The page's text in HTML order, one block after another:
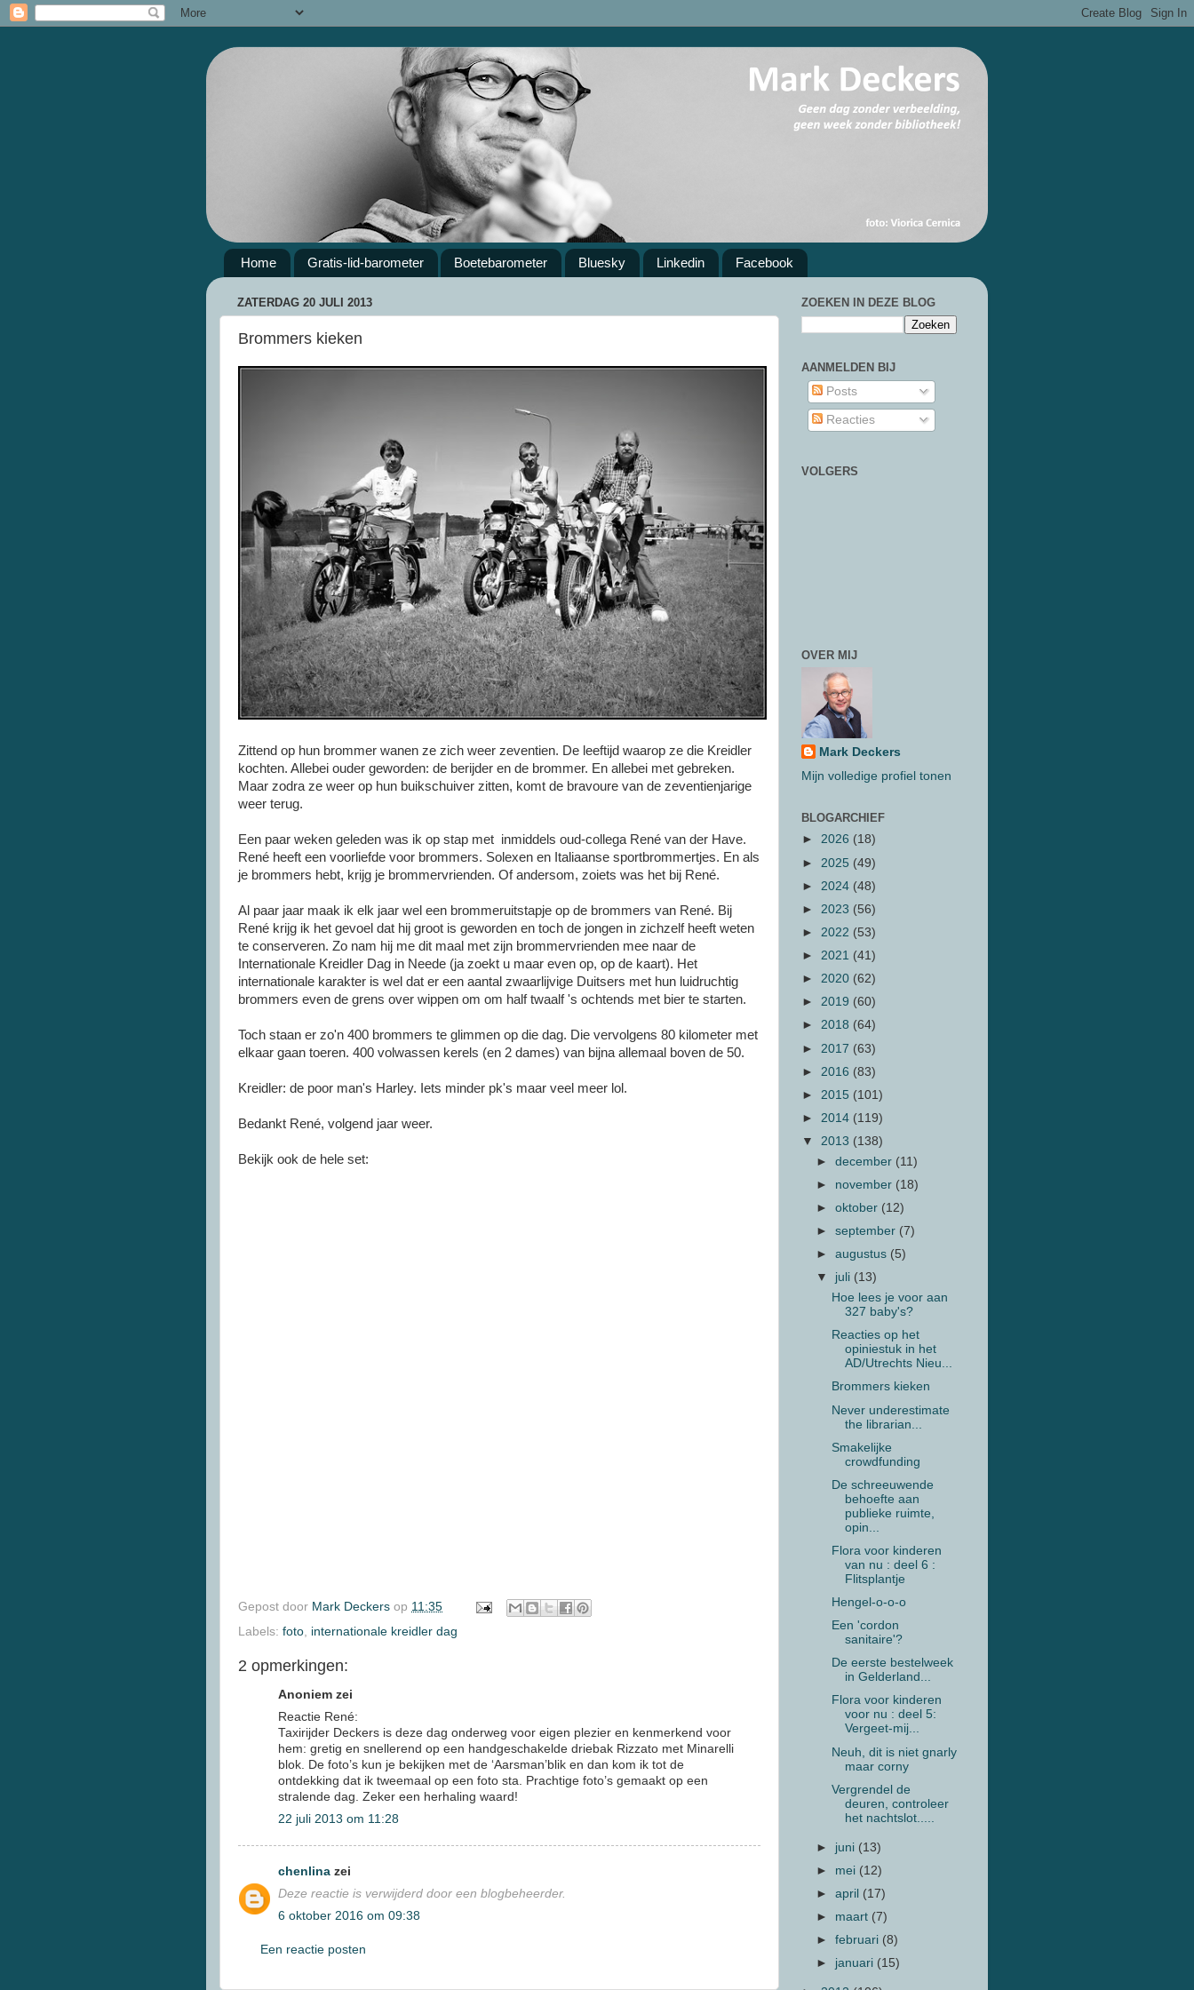
Home Gratis-lid-barometer Boetebarometer Bluesky Linkedin Facebook
ZATERDAG 20 JULI 2013
Brommers kieken
Zittend op hun brommer wanen ze zich weer zeventien. De leeftijd waarop ze die Kreidler
kochten. Allebei ouder geworden: de berijder en de brommer. En allebei met gebreken.
Maar zodra ze weer op hun buikschuiver zitten, komt de bravoure van de zeventienjarige
weer terug.
Een paar weken geleden was ik op stap met inmiddels oud-collega René van der Have.
René heeft een voorliefde voor brommers. Solexen en Italiaanse sportbrommertjes. En als
je brommers hebt, krijg je brommervrienden. Of andersom, zoiets was het bij René.
Al paar jaar maak ik elk jaar wel een brommeruitstapje op de brommers van René. Bij
René krijg ik het gevoel dat hij groot is geworden en toch de jongen in zichzelf heeft weten
te conserveren. Zo nam hij me dit maal met zijn brommervrienden mee naar de
Internationale Kreidler Dag in Neede (ja zoekt u maar even op, op de kaart). Het
internationale karakter is wel dat er een aantal zwaarlijvige Duitsers met hun luidruchtig
brommers even de grens over wippen om om half twaalf 's ochtends met bier te starten.
Toch staan er zo'n 400 brommers te glimmen op die dag. Die vervolgens 80 kilometer met
elkaar gaan toeren. 400 volwassen kerels (en 2 dames) van bijna allemaal boven de 50.
Kreidler: de poor man's Harley. Iets minder pk's maar veel meer lol.
Bedankt René, volgend jaar weer.
Bekijk ook de hele set:
Gepost door Mark Deckers op 11:35
Labels: foto internationale kreidler dag
2 opmerkingen:
Anoniem zei
Reactie René:
Taxirijder Deckers is deze dag onderweg voor eigen plezier en kenmerkend voor
hem: gretig en snellerend op een handgeschakelde driebak Rizzato met Minarelli
blok. De foto’s kun je bekijken met de ‘Aarsman’blik en dan kom ik tot de
ontdekking dat ik tweemaal op een foto sta. Prachtige foto’s gemaakt op een
stralende dag. Zeker een herhaling waard!
22 juli 2013 om 11:28
chenlina zei
Deze reactie is verwijderd door een blogbeheerder.
6 oktober 2016 om 09:38
Een reactie posten
ZOEKEN IN DEZE BLOG
AANMELDEN BIJ
Posts
Reacties
VOLGERS
OVER MIJ
Mark Deckers
Mijn volledige profiel tonen
BLOGARCHIEF
► 2026 (18)
► 2025 (49)
► 2024 (48)
► 2023 (56)
► 2022 (53)
► 2021 (41)
► 2020 (62)
► 2019 (60)
► 2018 (64)
► 2017 (63)
► 2016 (83)
► 2015 (101)
► 2014 (119)
▼ 2013 (138)
►december (11)
► november (18)
►oktober (12)
►september (7)
►augustus (5)
▼ juli (13)
Hoe lees je voor aan
327 baby's?
Reacties op het
opiniestuk in het
AD/Utrechts Nieu...
Brommers kieken
Never underestimate
the librarian...
Smakelijke
crowdfunding
De schreeuwende
behoefte aan
publieke ruimte,
opin...
Flora voor kinderen
van nu : deel 6 :
Flitsplantje
Hengel-o-o-o
Een 'cordon
sanitaire'?
De eerste bestelweek
in Gelderland...
Flora voor kinderen
voor nu : deel 5:
Vergeet-mij...
Neuh, dit is niet gnarly
maar corny
Vergrendel de
deuren, controleer
het nachtslot.....
► juni (13)
► mei (12)
►april (17)
► maart (7)
►februari (8)
► januari (15)